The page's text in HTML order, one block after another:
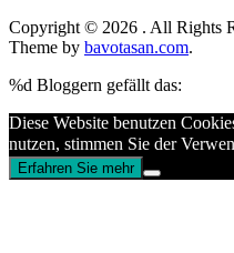
Copyright © 2026 . All Rights
Theme by bavotasan.com.
%d Bloggern gefällt das:
Diese Website benutzen
nutzen, stimmen Sie der
Erfahren Sie mehr